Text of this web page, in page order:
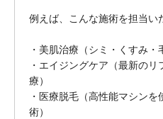
例えば、こんな施術を担当い
・美肌治療（シミ・くすみ・
・エイジングケア（最新の
療）
・医療脱毛（高性能マシン
術）